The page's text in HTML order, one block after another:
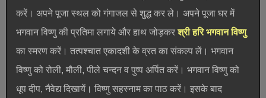
करें। अपने पूजा स्थल को गंगाजल से शुद्ध कर ले। अपने पूजा घर में
भगवान विष्णु की प्रतिमा लगाये और हाथ जोड़करश्री हरि भगवान विष्णु
का स्मरण करें। तत्पश्चात एकादशी के व्रत का संकल्प लें। भगवान
विष्णु को रोली, मौली, पीले चन्दन व पुष्प अर्पित करें। भगवान विष्णु को
धूप दीप, नैवेद्य दिखायें। विष्णु सहस्नाम का पाठ करें। इसके बाद